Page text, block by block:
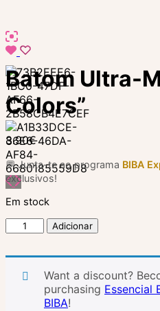
Batom Ultra-
Colors”
8.90€
💬 Junta-te ao programa BIBA
exclusivos!
Em stock
Quantidade
de
Mate
Adicionar
Want a discount?
purchasing Essencial
BIBA!